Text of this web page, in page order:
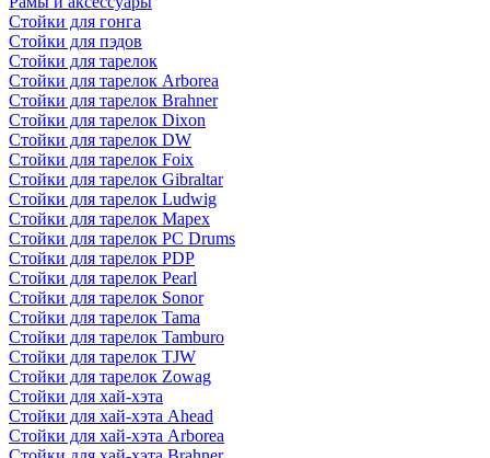
Стойки для гонга
Стойки для пэдов
Стойки для тарелок
Стойки для тарелок Arborea
Стойки для тарелок Brahner
Стойки для тарелок Dixon
Стойки для тарелок DW
Стойки для тарелок Foix
Стойки для тарелок Gibraltar
Стойки для тарелок Ludwig
Стойки для тарелок Mapex
Стойки для тарелок PC Drums
Стойки для тарелок PDP
Стойки для тарелок Pearl
Стойки для тарелок Sonor
Стойки для тарелок Tama
Стойки для тарелок Tamburo
Стойки для тарелок TJW
Стойки для тарелок Zowag
Стойки для хай-хэта
Стойки для хай-хэта Ahead
Стойки для хай-хэта Arborea